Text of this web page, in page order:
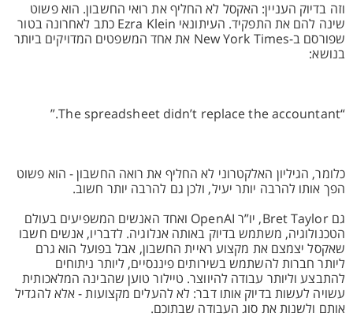
וזה בדיוק העניין: האקסל לא החליף את רואי החשבון. הוא פשוט
שינה להם את התפקיד. העיתונאי Ezra Klein כתב לאחרונה בטור
שפורסם ב-New York Times את אחד המשפטים המדויקים ביותר
בנושא:
“The spreadsheet didn’t replace the accountant.”
כלומר, הגיליון האלקטרוני לא החליף את רואה החשבון - הוא פשוט
הפך אותו להרבה יותר יעיל, ולכן גם להרבה יותר חשוב.
גם Bret Taylor, יו”ר OpenAI ואחד האנשים המשפיעים בעולם
הטכנולוגיה, משתמש בדיוק באותה אנלוגיה. לדבריו, אנשים חשבו
שאקסל יצמצם את מקצוע ראיית החשבון, אבל בפועל הוא גרם
ליותר חברות להשתמש בשירותים פיננסיים, ליותר ניתוחים
להתבצע וליותר עבודה להיווצר. טיילור טוען שהבינה המלאכותית
עשויה לעשות בדיוק אותו דבר: לא להעלים מקצועות - אלא להגדיל
אותם ולשנות את סוג העבודה שבתוכם.